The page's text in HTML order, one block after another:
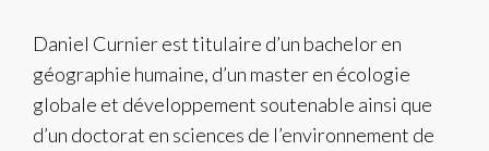
Daniel Curnier est titulaire d’un bachelor en
géographie humaine, d’un master en écologie
globale et développement soutenable ainsi que
d’un doctorat en sciences de l’environnement de